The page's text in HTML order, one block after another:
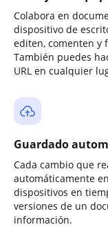
Colabora en
dispositivo de
editen, comenten y
También puedes
URL en cualquier
Guardado
Cada cambio que
automáticamente
dispositivos en
versiones de un
información.